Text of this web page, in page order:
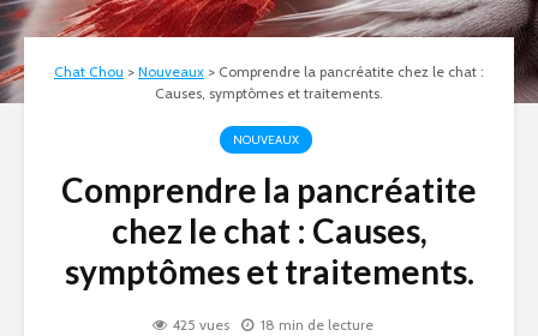
Chat Chou > Nouveaux > Comprendre la pancréatite chez le chat :
Causes, symptômes et traitements.
NOUVEAUX
Comprendre la pancréatite
chez le chat : Causes,
symptômes et traitements.
425 vues 18 min de lecture